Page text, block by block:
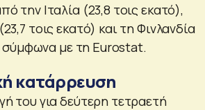
την Ιταλία (23,8 τοις εκατό),
τοις εκατό) και τη Φινλανδία
σύμφωνα με τη Eurostat.
κατάρρευση
του για δεύτερη τετραετή